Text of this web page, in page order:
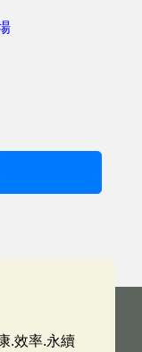
.效率.永續